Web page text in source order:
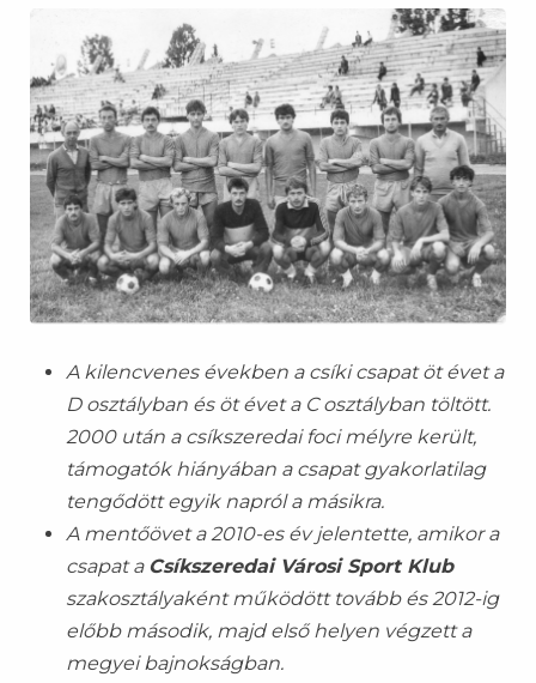
A kilencvenes években a csíki csapat öt évet a
D osztályban és öt évet a C osztályban töltött.
2000 után a csíkszeredai foci mélyre került,
támogatók hiányában a csapat gyakorlatilag
tengődött egyik napról a másikra.
A mentőövet a 2010-es év jelentette, amikor a
csapat a Csíkszeredai Városi Sport Klub
szakosztályaként működött tovább és 2012-ig
előbb második, majd első helyen végzett a
megyei bajnokságban.